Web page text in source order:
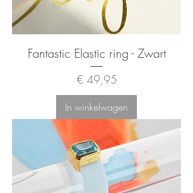
Fantastic Elastic ring - Zwart
Prijs
€ 49,95
In winkelwagen